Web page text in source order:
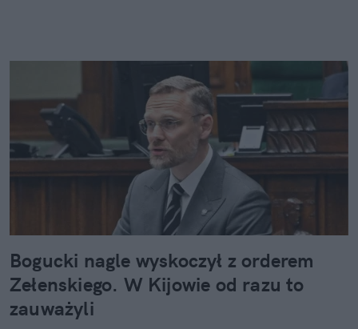
Bogucki nagle wyskoczył z orderem
Zełenskiego. W Kijowie od razu to
zauważyli